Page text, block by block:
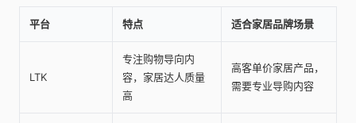
平台 特点 适合家居品牌场景
LTK
专注购物导向内
容，家居达人质量
高
高客单价家居产品，
需要专业导购内容